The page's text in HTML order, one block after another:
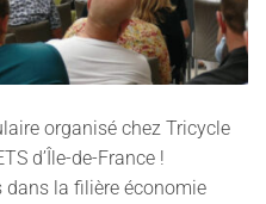
organisé chez Tricycle
d’Île-de-France !
dans la filière économie